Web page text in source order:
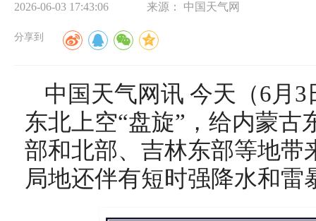
2026-06-03 17:43:06 来源： 中国天气网
分享到
中国天气网讯 今天（6月
东北上空“盘旋”，给内蒙古
部和北部、吉林东部等地带
局地还伴有短时强降水和雷